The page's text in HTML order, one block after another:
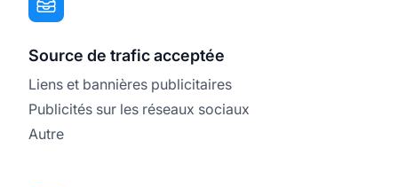
Source de trafic acceptée
Liens et bannières publicitaires
Publicités sur les réseaux sociaux
Autre